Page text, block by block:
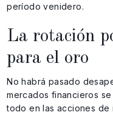
período venidero.
La rotación
para el oro
No habrá pasado
mercados financieros
todo en las acciones de